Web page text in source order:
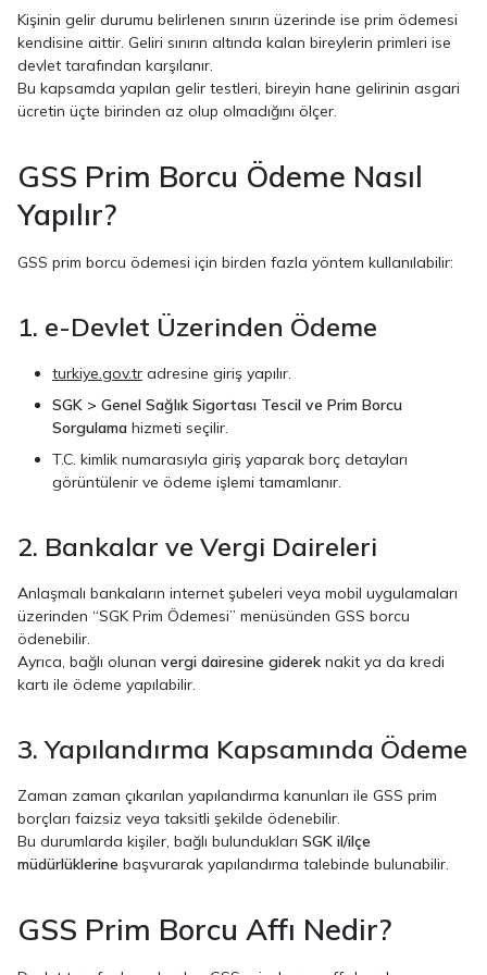
Kişinin gelir durumu belirlenen sınırın üzerinde ise prim ödemesi
kendisine aittir. Geliri sınırın altında kalan bireylerin primleri ise
devlet tarafından karşılanır.
Bu kapsamda yapılan gelir testleri, bireyin hane gelirinin asgari
ücretin üçte birinden az olup olmadığını ölçer.
GSS Prim Borcu Ödeme Nasıl
Yapılır?
GSS prim borcu ödemesi için birden fazla yöntem kullanılabilir:
1. e-Devlet Üzerinden Ödeme
turkiye.gov.tr adresine giriş yapılır.
SGK > Genel Sağlık Sigortası Tescil ve Prim Borcu
Sorgulama hizmeti seçilir.
T.C. kimlik numarasıyla giriş yaparak borç detayları
görüntülenir ve ödeme işlemi tamamlanır.
2. Bankalar ve Vergi Daireleri
Anlaşmalı bankaların internet şubeleri veya mobil uygulamaları
üzerinden “SGK Prim Ödemesi” menüsünden GSS borcu
ödenebilir.
Ayrıca, bağlı olunan vergi dairesine giderek nakit ya da kredi
kartı ile ödeme yapılabilir.
3. Yapılandırma Kapsamında Ödeme
Zaman zaman çıkarılan yapılandırma kanunları ile GSS prim
borçları faizsiz veya taksitli şekilde ödenebilir.
Bu durumlarda kişiler, bağlı bulundukları SGK il/ilçe
müdürlüklerine başvurarak yapılandırma talebinde bulunabilir.
GSS Prim Borcu Affı Nedir?